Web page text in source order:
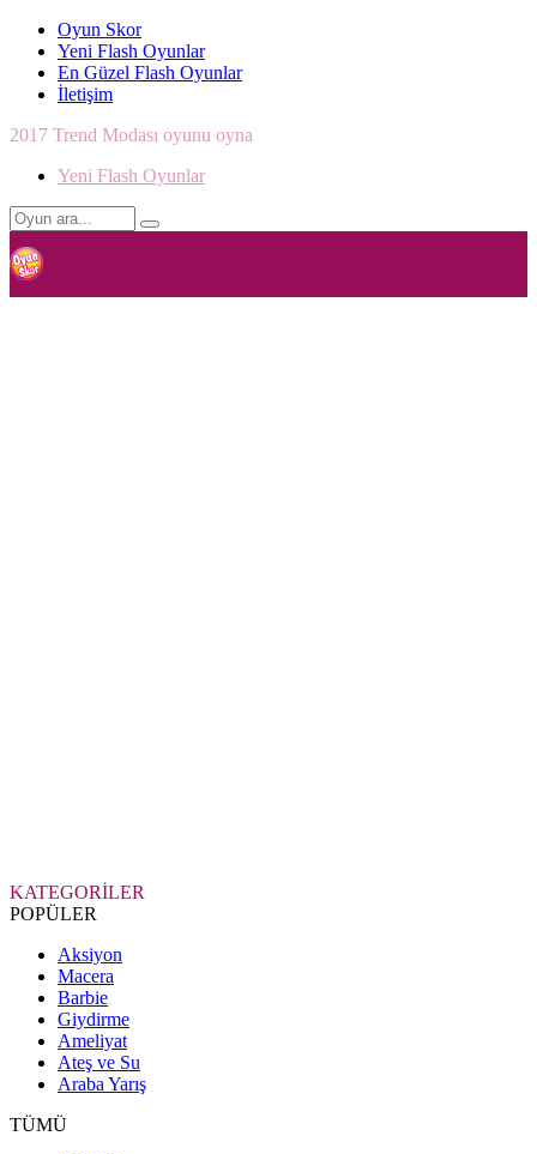
Oyun Skor
Yeni Flash Oyunlar
En Güzel Flash Oyunlar
İletişim
2017 Trend Modası oyunu oyna
Yeni Flash Oyunlar
KATEGORİLER
POPÜLER
Aksiyon
Macera
Barbie
Giydirme
Ameliyat
Ateş ve Su
Araba Yarış
TÜMÜ